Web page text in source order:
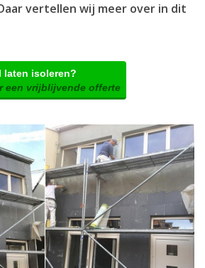
vertellen wij meer over in dit
laten isoleren?
een vrijblijvende offerte